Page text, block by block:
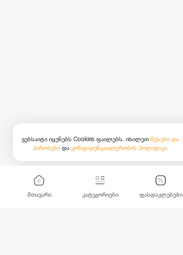
მთავარი კატეგორიები ფასდაკლებები
ვებსაიტი იყენებს Cookies ფაილებს. იხილეთ წესები და
პირობები და კონფიდენციალურობის პოლიტიკა